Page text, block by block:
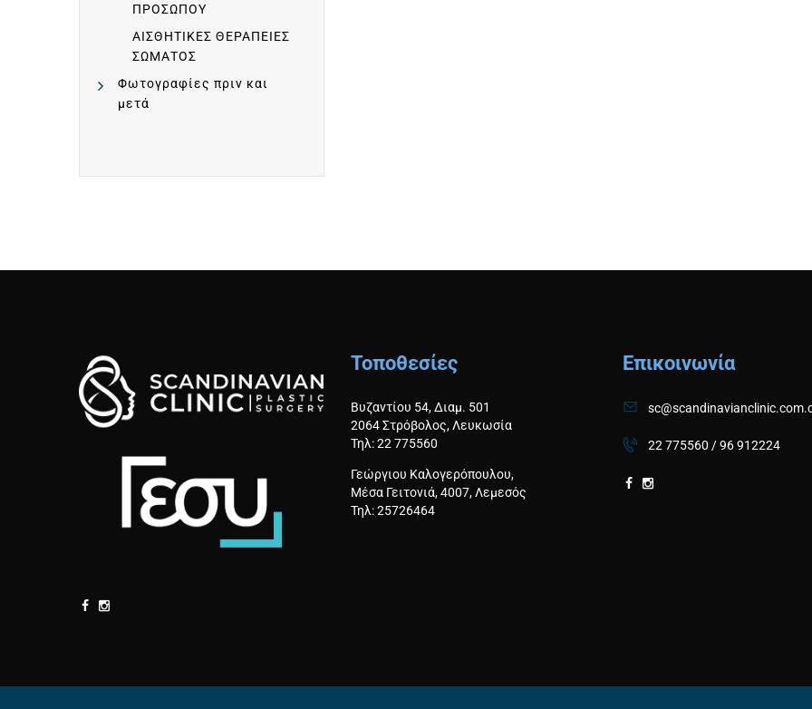
C
ΠΡΟΣΩΠΟΥ
ΑΙΣΘΗΤΙΚΕΣ ΘΕΡΑΠΕΙΕΣ
ΣΩΜΑΤΟΣ
Φωτογραφίες πριν και
μετά
Τοποθεσίες
Βυζαντίου 54, Διαμ. 501
2064 Στρόβολος, Λευκωσία
Τηλ: 22 775560
Γεώργιου Καλογερόπουλου,
Μέσα Γειτονιά, 4007, Λεμεσός
Τηλ: 25726464
Επικοινωνία
22 775560 /96 912224